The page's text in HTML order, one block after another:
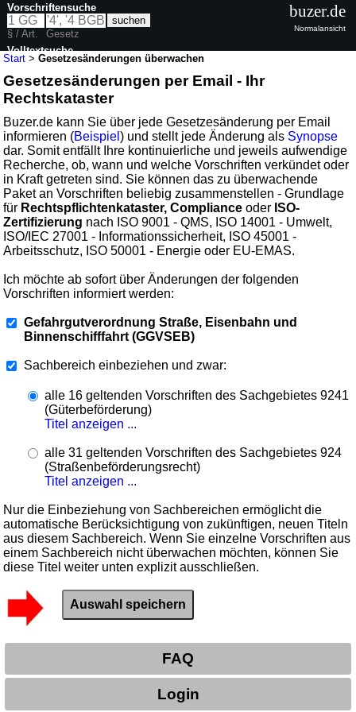
Start >Gesetzesänderungen überwachen
Gesetzesänderungen per Email - Ihr
Rechtskataster
Buzer.de kann Sie über jede Gesetzesänderung per Email
informieren (Beispiel) und stellt jede Änderung als Synopse
dar. Somit entfällt Ihre kontinuierliche und jeweils aufwendige
Recherche, ob, wann und welche Vorschriften verkündet oder
in Kraft getreten sind. Sie können das zu überwachende
Paket an Vorschriften beliebig zusammenstellen - Grundlage
für Rechtspflichtenkataster, Compliance oder ISO-
Zertifizierung nach ISO 9001 - QMS, ISO 14001 - Umwelt,
ISO/IEC 27001 - Informationssicherheit, ISO 45001 -
Arbeitsschutz, ISO 50001 - Energie oder EU-EMAS.
Ich möchte ab sofort über Änderungen der folgenden
Vorschriften informiert werden:
Gefahrgutverordnung Straße, Eisenbahn und
Binnenschifffahrt (GGVSEB)
Sachbereich einbeziehen und zwar:
alle 16 geltenden Vorschriften des Sachgebietes 9241
(Güterbeförderung)
Titel anzeigen ...
alle 31 geltenden Vorschriften des Sachgebietes 924
(Straßenbeförderungsrecht)
Titel anzeigen ...
Nur die Einbeziehung von Sachbereichen ermöglicht die
automatische Berücksichtigung von zukünftigen, neuen Titeln
aus diesem Sachbereich. Wenn Sie einzelne Vorschriften aus
einem Sachbereich nicht überwachen möchten, können Sie
diese Titel weiter unten explizit ausschließen.
FAQ
Login
Vorschriftensuche
§ / Art.
Gesetz
Volltextsuche
buzer.de
Normalansicht